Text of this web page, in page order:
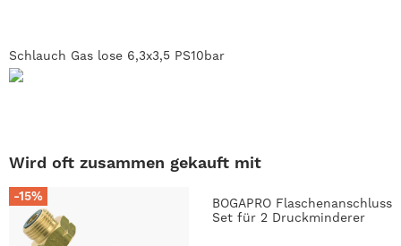
Schlauch Gas lose 6,3x3,5 PS10bar
Wird oft zusammen gekauft mit
-15%
BOGAPRO Flaschenanschluss
Set für 2 Druckminderer